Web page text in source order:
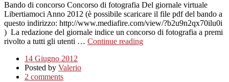
Bando di concorso Concorso di fotografia Del giornale virtuale
Libertiamoci Anno 2012 (è possibile scaricare il file pdf del bando a
questo indirizzo: http://www.mediafire.com/view/?b2u9n2qx70ilu0i
) La redazione del giornale indice un concorso di fotografia a premi
rivolto a tutti gli utenti … Continue reading
14 Giugno 2012
Posted by Valerio
2 comments